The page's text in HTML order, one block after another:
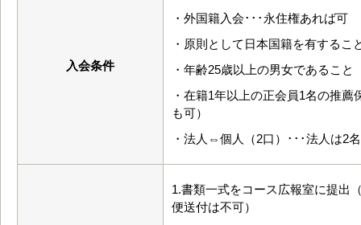
入会条件
・外国籍入会･･･永住権あれば可
・原則として日本国籍を有する
・年齢25歳以上の男女であるこ
・在籍1年以上の正会員1名の推
も可）
・法人⇔個人（2口）･･･法人は2
1.書類一式をコース広報室に提出
便送付は不可）